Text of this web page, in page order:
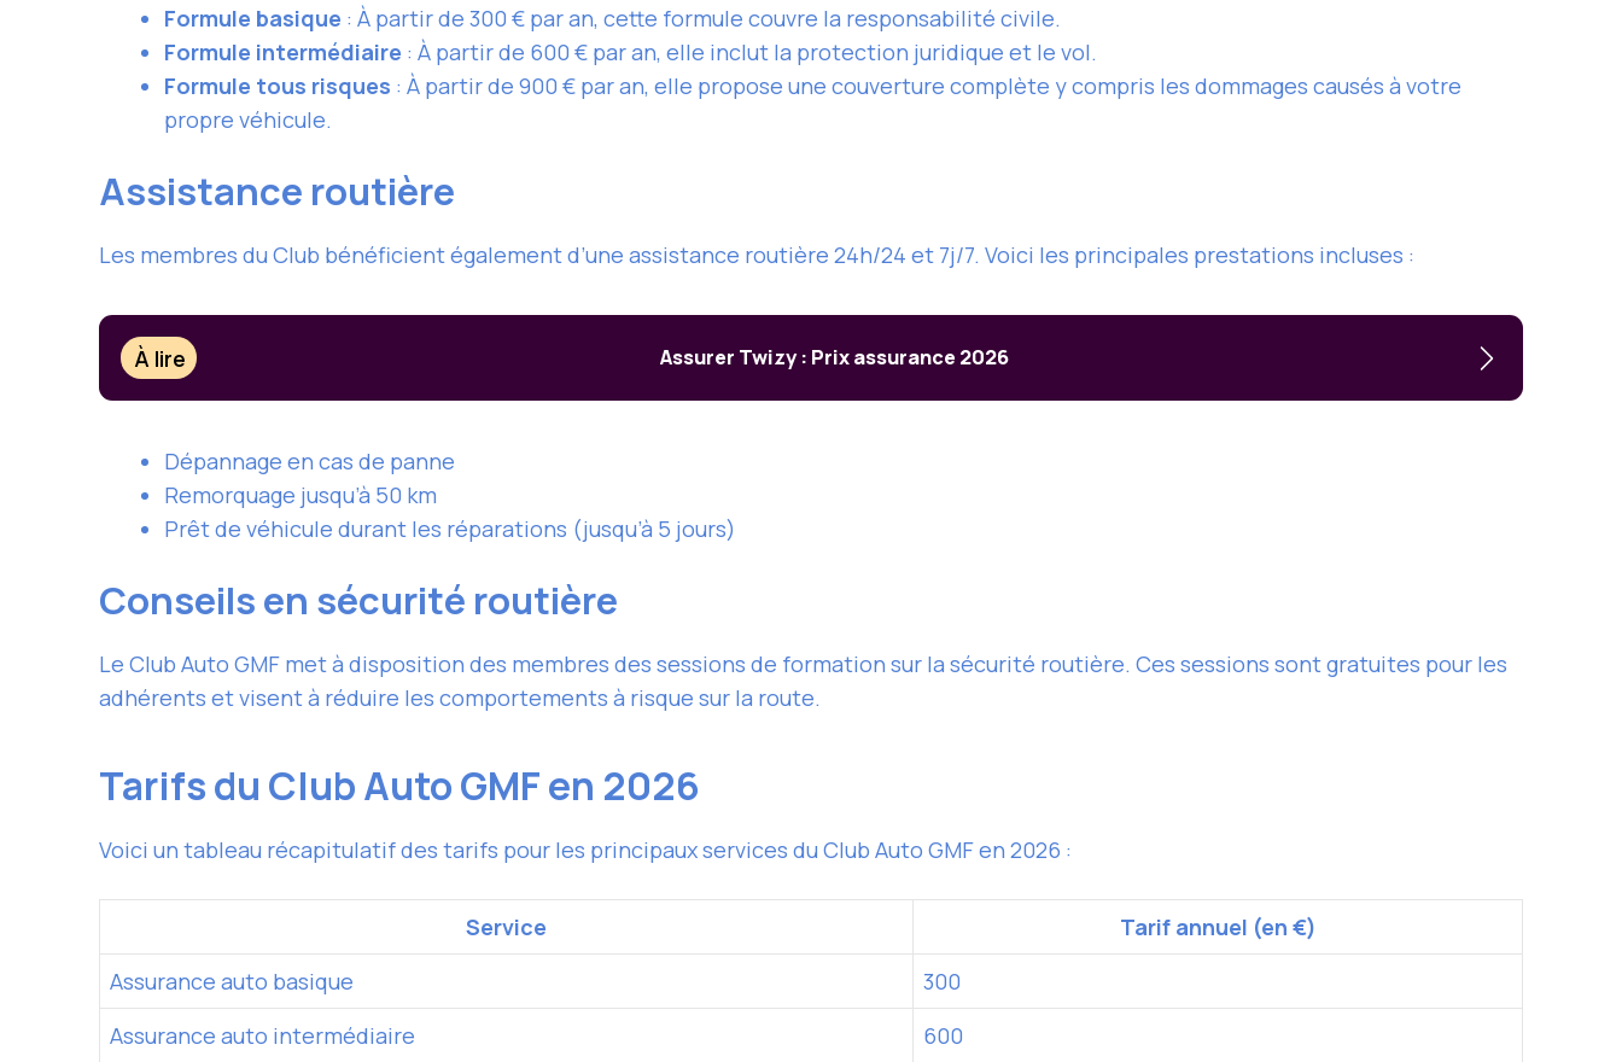
Formule basique : À partir de 300 € par an, cette formule couvre la responsabilité civile.
Formule intermédiaire : À partir de 600 € par an, elle inclut la protection juridique et le vol.
Formule tous risques : À partir de 900 € par an, elle propose une couverture complète y compris les dommages causés à votre
propre véhicule.
Assistance routière
Les membres du Club bénéficient également d’une assistance routière 24h/24 et 7j/7. Voici les principales prestations incluses :
À lire Assurer Twizy : Prix assurance 2026
Dépannage en cas de panne
Remorquage jusqu’à 50 km
Prêt de véhicule durant les réparations (jusqu’à 5 jours)
Conseils en sécurité routière
Le Club Auto GMF met à disposition des membres des sessions de formation sur la sécurité routière. Ces sessions sont gratuites pour les
adhérents et visent à réduire les comportements à risque sur la route.
Tarifs du Club Auto GMF en 2026
Voici un tableau récapitulatif des tarifs pour les principaux services du Club Auto GMF en 2026 :
Service
Tarif annuel (en €)
Assurance auto basique
300
Assurance auto intermédiaire
600